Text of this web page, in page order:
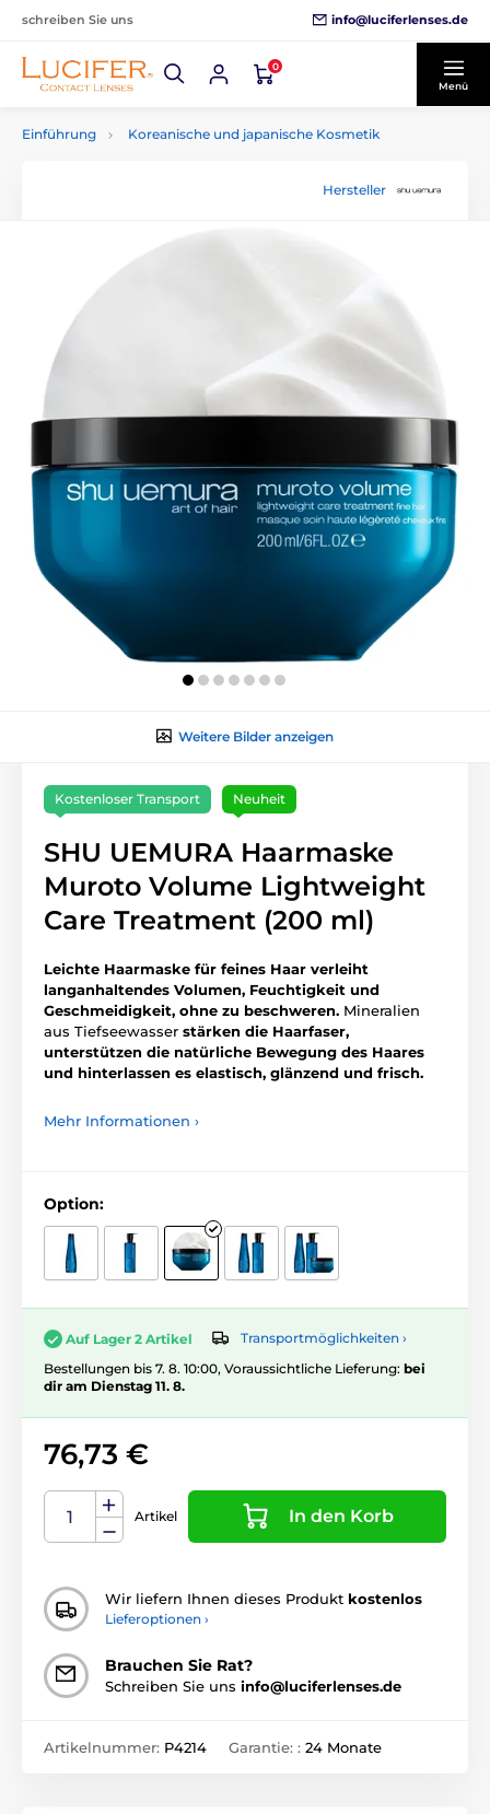
schreiben Sie uns info@luciferlenses.de
0
Menü
Einführung Koreanische und japanische Kosmetik
Hersteller
Weitere Bilder anzeigen
Kostenloser Transport Neuheit
SHU UEMURA Haarmaske
Muroto Volume Lightweight
Care Treatment (200 ml)
Leichte Haarmaske für feines Haar verleiht
langanhaltendes Volumen, Feuchtigkeit und
Geschmeidigkeit, ohne zu beschweren. Mineralien
aus Tiefseewasser stärken die Haarfaser,
unterstützen die natürliche Bewegung des Haares
und hinterlassen es elastisch, glänzend und frisch.
Mehr Informationen ›
Option:
Auf Lager 2 Artikel
Transportmöglichkeiten ›
Bestellungen bis 7. 8. 10:00, Voraussichtliche Lieferung: bei
dir am Dienstag 11. 8.
76,73 €
Artikel In den Korb
Wir liefern Ihnen dieses Produkt kostenlos
Lieferoptionen ›
Brauchen Sie Rat?
Schreiben Sie uns info@luciferlenses.de
Artikelnummer: P4214 Garantie: : 24 Monate